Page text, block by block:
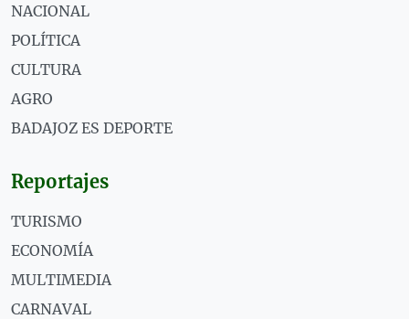
NACIONAL
POLÍTICA
CULTURA
AGRO
BADAJOZ ES DEPORTE
Reportajes
TURISMO
ECONOMÍA
MULTIMEDIA
CARNAVAL